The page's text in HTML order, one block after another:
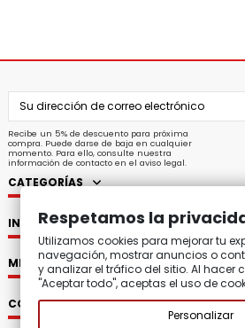
Recibe un 5% de descuento para próxima
compra. Puede darse de baja en cualquier
momento. Para ello, consulte nuestra
información de contacto en el aviso legal.
CATEGORÍAS
INFORMACIÓN
MI CUENTA
CONTACTO
Respetamos la
Utilizamos cookies para mejorar tu
navegación, mostrar anuncios o
y analizar el tráfico del sitio. Al hacer
"Aceptar todo", aceptas el uso de
Personalizar